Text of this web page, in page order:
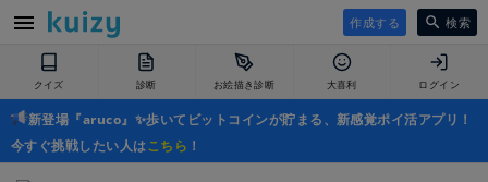
作成する 検索
クイズ 診断 お絵描き診断 大喜利 ログイン
新登場『aruco』✨歩いてビットコインが貯まる、新感覚ポイ活アプリ！
今すぐ挑戦したい人はこちら ！